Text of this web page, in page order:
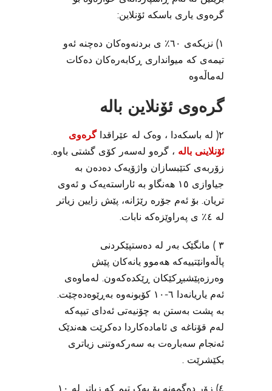
گرەوی یاری باسکە ئۆنلاین:
١) نزیکەی ٦٠٪ ی بردنەوەکان دەچنە ئەو
تیمەی کە میوانداری ڕکابەرەکان دەکات
لەماڵەوە
گرەوی ئۆنلاین بالە
٢( لە باسکەدا ، وەک لە عێراقدا
گرەوی
ئۆنلاینی بالە ، گرەو لەسەر کۆی گشتی باوە.
زۆربەی کتێبسازان واژۆیەک دەدەن بە
جیاوازی ١٥ هەنگاو بە ئاراستەیەک و ئەوی
تریان. بۆ ئەم جۆرە رێژانە، پێش زایین زیاتر
لە ٤٪ ی پەراوێزەکە نابات.
٣ ) مانگێک بەر لە دەستپێکردنی
پاڵەوانێتییەکە هەموو یانەکان پێش
وەرزەپێشبڕکێکان ڕێکدەکەون. لەماوەی
ئەم یاریانەدا ٦-١٠ کۆبونەوە بەڕێوەدەچێت.
بە پشت بەستن بە چۆنیەتی ئەدای تیپەکە
لەم قۆناغە ی ئامادەکاردا دەکرێت هەندێک
ئەنجام سەبارەت بە سەرکەوتنی زیاتری
بکێشرێت .
٤) زۆر دەگمەنە بۆ یەک تیم کە زیاتر لە ١٠